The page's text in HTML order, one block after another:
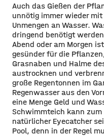
Auch das Gießen der
unnötig immer wieder
Unmengen an Wasser.
dringend benötigt
Abend oder am Morgen
gesünder für die
Grasnaben und Halme
austrocknen und
große Regentonnen im
Regenwasser aus den
eine Menge Geld und
Schwimmteich kann zum
natürlicher Eyecatcher
Pool, denn in der Regel